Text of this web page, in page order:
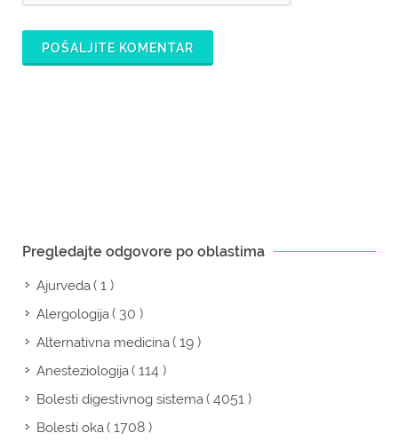
POŠALJITE KOMENTAR
Pregledajte odgovore po oblastima
Ajurveda( 1 )
Alergologija( 30 )
Alternativna medicina( 19 )
Anesteziologija( 114 )
Bolesti digestivnog sistema( 4051 )
Bolesti oka( 1708 )